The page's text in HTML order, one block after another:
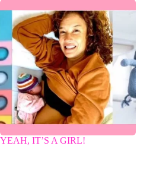
YEAH, IT’S A GIRL!